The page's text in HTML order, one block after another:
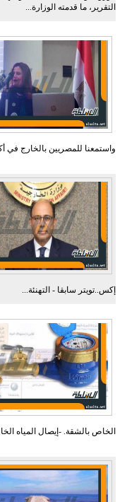
التقرير، ما قدمته الوزارة...
واستمعنا للمصريين بالخارج في أكثر من 50 دولة، على مدار
إكس..تويتر سابقا - التهنئة...
الخاص بالشقة. -إيصال المياه